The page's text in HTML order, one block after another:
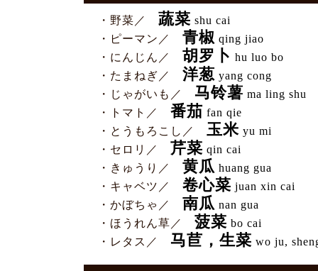
・野菜／ 蔬菜 shu cai
・ピーマン／
青椒 qing jiao
・にんじん／
胡罗卜 hu luo bo
・たまねぎ／
洋葱 yang cong
・じゃがいも／
马铃薯 ma ling shu
・トマト／
番茄 fan qie
・とうもろこし／
玉米 yu mi
・セロリ／
芹菜 qin cai
・きゅうり／
黄瓜 huang gua
・キャベツ／
卷心菜 juan xin cai
・かぼちゃ／
南瓜 nan gua
・ほうれん草／
菠菜 bo cai
・レタス／
马苣，生菜 wo ju,